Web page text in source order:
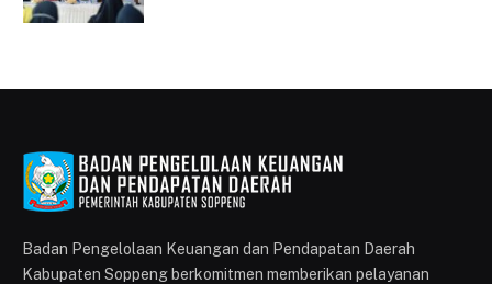
Badan Pengelolaan Keuangan dan Pendapatan Daerah
Kabupaten Soppeng berkomitmen memberikan pelayanan